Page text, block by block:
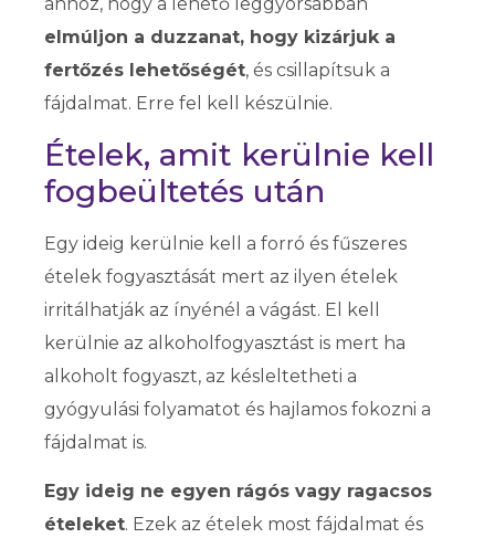
ahhoz, hogy a lehető leggyorsabban
elmúljon a duzzanat, hogy kizárjuk a
fertőzés lehetőségét, és csillapítsuk a
fájdalmat. Erre fel kell készülnie.
Ételek, amit kerülnie kell
fogbeültetés után
Egy ideig kerülnie kell a forró és fűszeres
ételek fogyasztását mert az ilyen ételek
irritálhatják az ínyénél a vágást. El kell
kerülnie az alkoholfogyasztást is mert ha
alkoholt fogyaszt, az késleltetheti a
gyógyulási folyamatot és hajlamos fokozni a
fájdalmat is.
Egy ideig ne egyen rágós vagy ragacsos
ételeket. Ezek az ételek most fájdalmat és